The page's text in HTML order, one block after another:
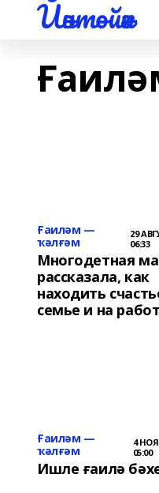
Йәнтөйәк
Ғаиләм —
ҡәлғәм
29
06:33
Многодетная
рассказала, как
находить
семье и на
Ғаиләм —
ҡәлғәм
4
05:00
Ишле ғаилә